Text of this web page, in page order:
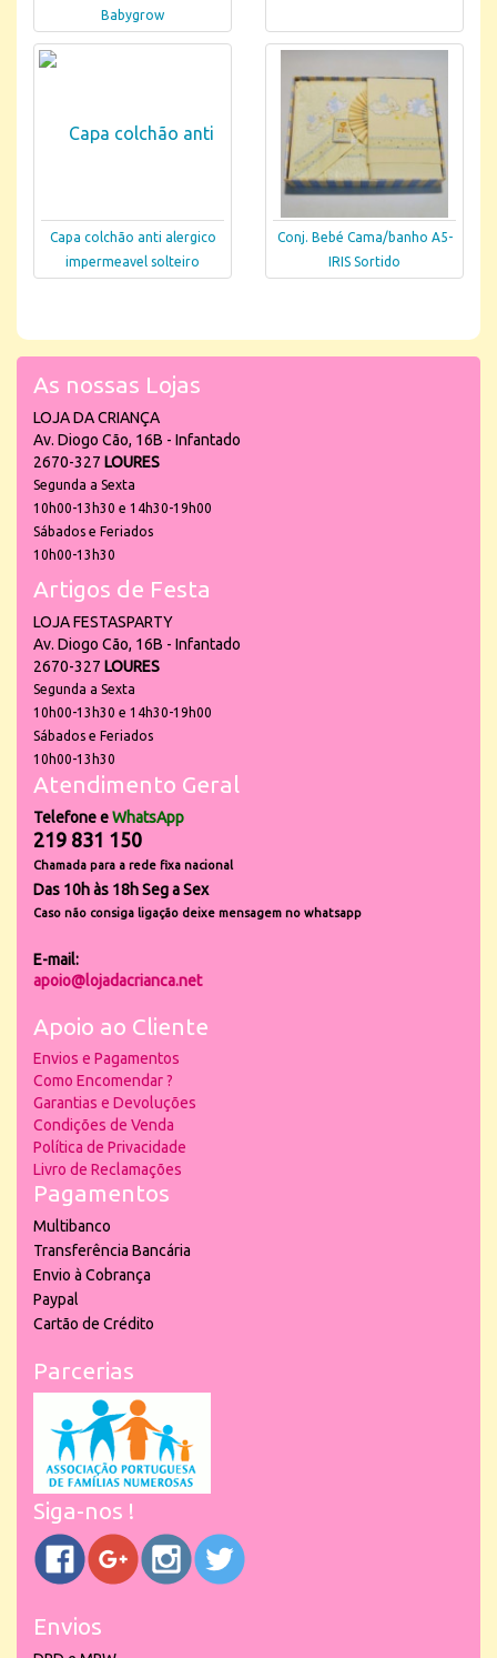
Babygrow
Capa colchão anti alergico
impermeavel solteiro
Conj. Bebé Cama/banho A5-
IRIS Sortido
As nossas Lojas
LOJA DA CRIANÇA
Av. Diogo Cão, 16B - Infantado
2670-327 LOURES
Segunda a Sexta
10h00-13h30 e 14h30-19h00
Sábados e Feriados
10h00-13h30
Artigos de Festa
LOJA FESTASPARTY
Av. Diogo Cão, 16B - Infantado
2670-327 LOURES
Segunda a Sexta
10h00-13h30 e 14h30-19h00
Sábados e Feriados
10h00-13h30
Atendimento Geral
Telefone eWhatsApp
219 831 150
Chamada para a rede fixa nacional
Das 10h às 18h Seg a Sex
Caso não consiga ligação deixe mensagem no whatsapp
E-mail:
apoio@lojadacrianca.net
Apoio ao Cliente
Envios e Pagamentos
Como Encomendar ?
Garantias e Devoluções
Condições de Venda
Política de Privacidade
Livro de Reclamações
Pagamentos
Multibanco
Transferência Bancária
Envio à Cobrança
Paypal
Cartão de Crédito
Parcerias
Siga-nos !
Envios